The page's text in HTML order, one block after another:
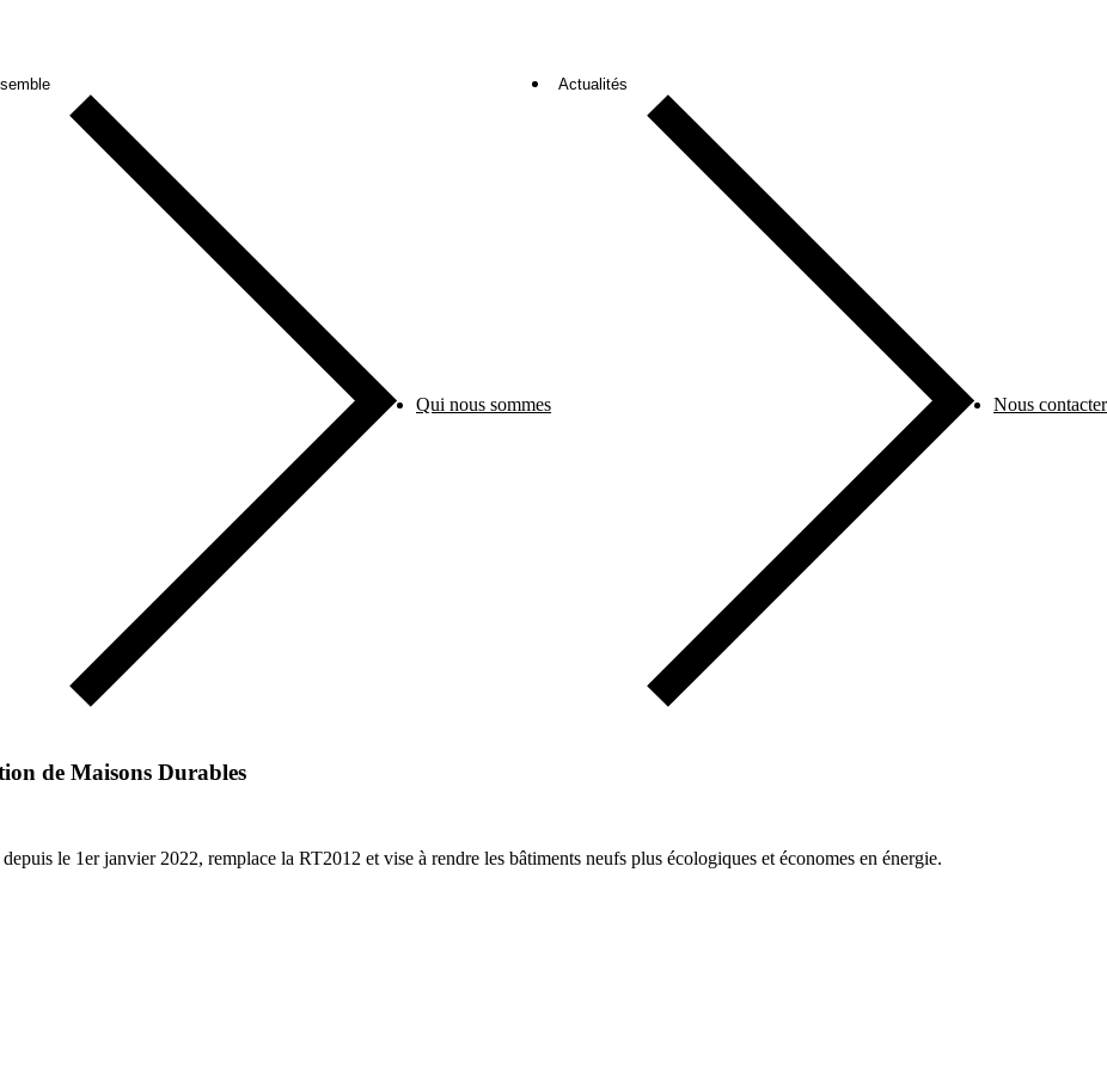
Maîtrise & Concept
Qui nous sommes
Actualités
Nous contacter
de Maisons Durables
le 1er janvier 2022, remplace la RT2012 et vise à rendre les bâtiments neufs plus écologiques et économes en énergie.